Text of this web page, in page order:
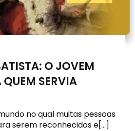
O JOVEM
SERVIA
no qual muitas pessoas
serem reconhecidos e[…]